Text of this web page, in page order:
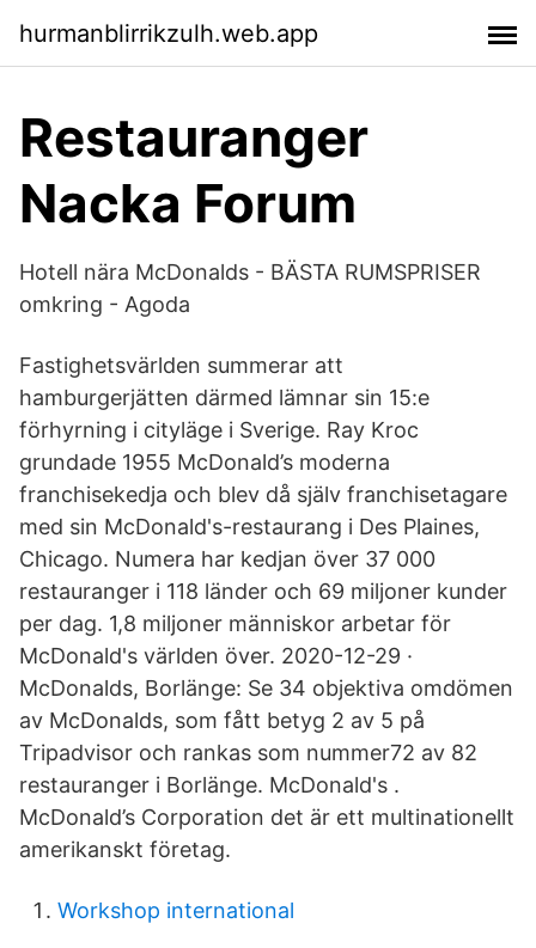
hurmanblirrikzulh.web.app
Restauranger
Nacka Forum
Hotell nära McDonalds - BÄSTA RUMSPRISER
omkring - Agoda
Fastighetsvärlden summerar att
hamburgerjätten därmed lämnar sin 15:e
förhyrning i cityläge i Sverige. Ray Kroc
grundade 1955 McDonald’s moderna
franchisekedja och blev då själv franchisetagare
med sin McDonald's-restaurang i Des Plaines,
Chicago. Numera har kedjan över 37 000
restauranger i 118 länder och 69 miljoner kunder
per dag. 1,8 miljoner människor arbetar för
McDonald's världen över. 2020-12-29 ·
McDonalds, Borlänge: Se 34 objektiva omdömen
av McDonalds, som fått betyg 2 av 5 på
Tripadvisor och rankas som nummer72 av 82
restauranger i Borlänge. McDonald's .
McDonald’s Corporation det är ett multinationellt
amerikanskt företag.
Workshop international